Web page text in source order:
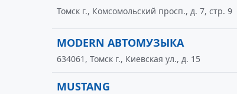
Томск г., Комсомольский просп., д. 7, стр. 9
MODERN АВТОМУЗЫКА
634061, Томск г., Киевская ул., д. 15
MUSTANG